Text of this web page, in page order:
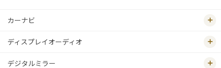
カーナビ
ディスプレイオーディオ
デジタルミラー